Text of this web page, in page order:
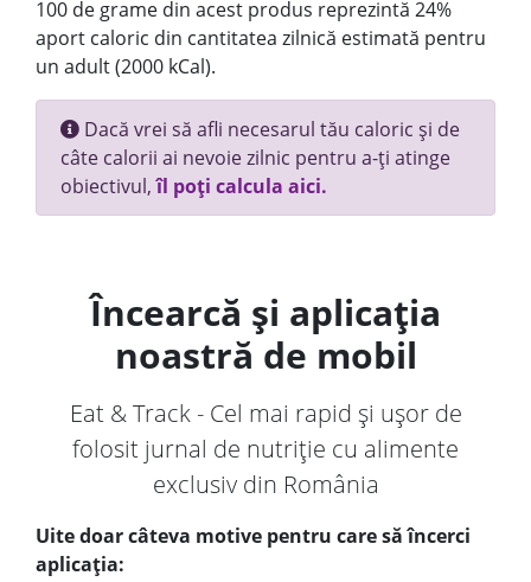
100 de grame din acest produs reprezintă 24%
aport caloric din cantitatea zilnică estimată pentru
un adult (2000 kCal).
Dacă vrei să afli necesarul tău caloric și de
câte calorii ai nevoie zilnic pentru a-ți atinge
obiectivul,îl poți calcula aici.
Încearcă și aplicația
noastră de mobil
Eat & Track - Cel mai rapid și ușor de
folosit jurnal de nutriție cu alimente
exclusiv din România
Uite doar câteva motive pentru care să încerci
aplicația: